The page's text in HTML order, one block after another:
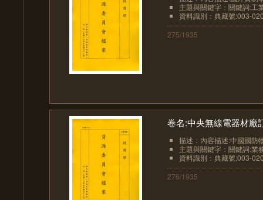
主題與關鍵字：關鍵詞:工
資料識別：典藏號:003-
275/1935
卷名:中央無線電器材廠
描述：內容描述:中國國防
主題與關鍵字：關鍵詞:業
資料識別：典藏號:003-
276/1935